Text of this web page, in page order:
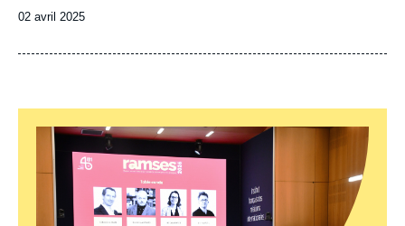
Date
publication
02 avril 2025